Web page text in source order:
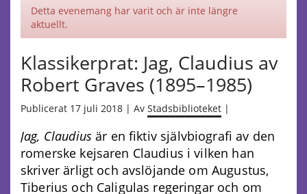
Detta evenemang har varit och är inte längre
aktuellt.
Klassikerprat: Jag, Claudius av
Robert Graves (1895–1985)
Publicerat 17 juli 2018 | Av Stadsbiblioteket |
Jag, Claudiusär en fiktiv självbiografi av den
romerske kejsaren Claudius i vilken han
skriver ärligt och avslöjande om Augustus,
Tiberius och Caligulas regeringar och om